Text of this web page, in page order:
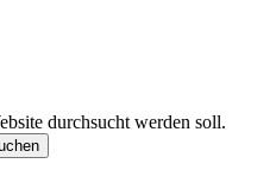
durchsucht werden soll.